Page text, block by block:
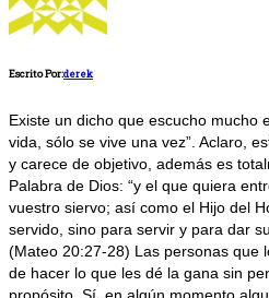
Escrito Por:derek
Existe un dicho que escucho mucho
vida, sólo se vive una vez”. Aclaro,
y carece de objetivo, además es
Palabra de Dios: “y el que quiera
vuestro siervo; así como el Hijo del
servido, sino para servir y para dar
(Mateo 20:27-28) Las personas que
de hacer lo que les dé la gana sin